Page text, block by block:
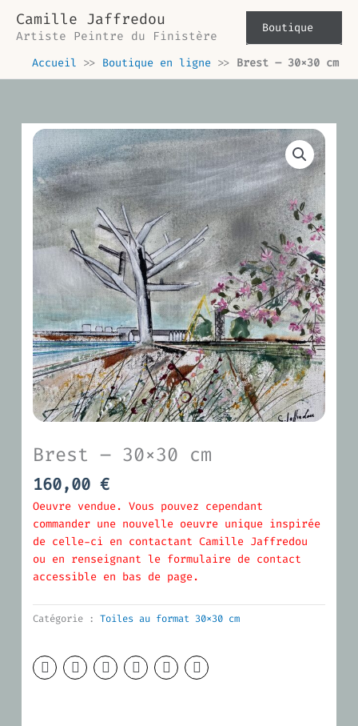
contenu
Camille Jaffredou
Artiste Peintre du Finistère
Boutique
Accueil >> Boutique en ligne >> Brest – 30×30 cm
Brest – 30×30 cm
160,00€
Oeuvre vendue. Vous pouvez cependant
commander une nouvelle oeuvre unique inspirée
de celle-ci en contactant Camille Jaffredou
ou en renseignant le formulaire de contact
accessible en bas de page.
Catégorie :Toiles au format 30x30 cm